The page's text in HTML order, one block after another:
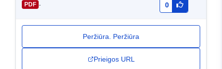
PDF - 0
Peržiūra. Peržiūra
Prieigos URL